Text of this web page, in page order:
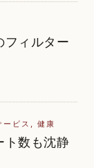
フィルター
ービス , 健康
ト数も沈静